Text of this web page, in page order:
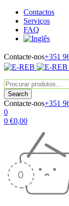
Contactos
Serviços
FAQ
Contacte-nos+351
Contacte-nos+351
0
0 €0,00